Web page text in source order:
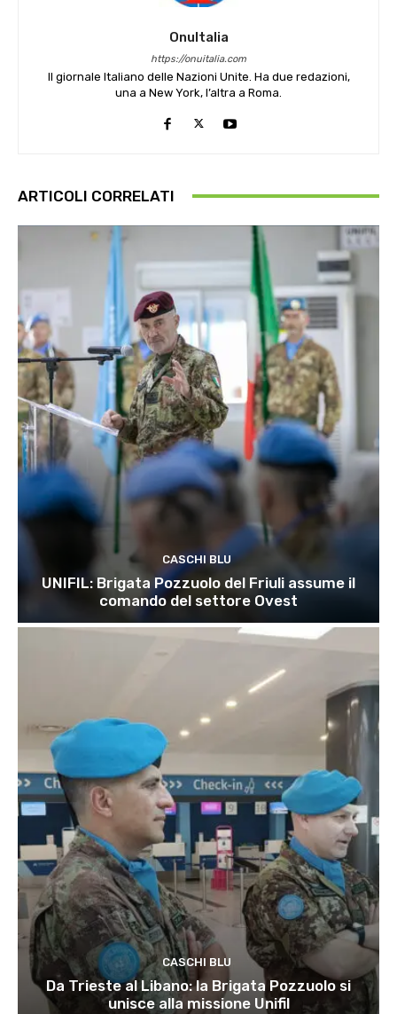
OnuItalia
https://onuitalia.com
Il giornale Italiano delle Nazioni Unite. Ha due redazioni,
una a New York, l’altra a Roma.
ARTICOLI CORRELATI
CASCHI BLU
UNIFIL: Brigata Pozzuolo del Friuli assume il
comando del settore Ovest
CASCHI BLU
Da Trieste al Libano: la Brigata Pozzuolo si
unisce alla missione Unifil